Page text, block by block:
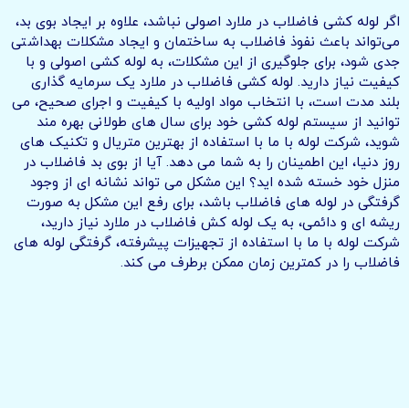
اگر لوله کشی فاضلاب در ملارد اصولی نباشد، علاوه بر ایجاد بوی بد،
می‌تواند باعث نفوذ فاضلاب به ساختمان و ایجاد مشکلات بهداشتی
جدی شود، برای جلوگیری از این مشکلات، به لوله کشی اصولی و با
کیفیت نیاز دارید. لوله کشی فاضلاب در ملارد یک سرمایه گذاری
بلند مدت است، با انتخاب مواد اولیه با کیفیت و اجرای صحیح، می
توانید از سیستم لوله کشی خود برای سال های طولانی بهره مند
شوید، شرکت لوله با ما با استفاده از بهترین متریال و تکنیک های
روز دنیا، این اطمینان را به شما می دهد. آیا از بوی بد فاضلاب در
منزل خود خسته شده اید؟ این مشکل می تواند نشانه ای از وجود
گرفتگی در لوله های فاضلاب باشد، برای رفع این مشکل به صورت
ریشه ای و دائمی، به یک لوله کش فاضلاب در ملارد نیاز دارید،
شرکت لوله با ما با استفاده از تجهیزات پیشرفته، گرفتگی لوله های
فاضلاب را در کمترین زمان ممکن برطرف می کند.